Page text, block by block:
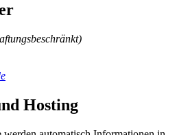
Hosting